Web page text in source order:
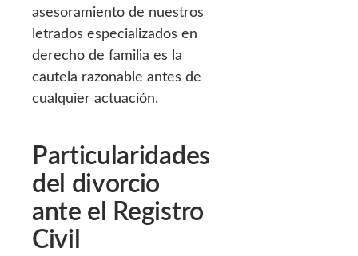
asesoramiento de nuestros
letrados especializados en
derecho de familia es la
cautela razonable antes de
cualquier actuación.
Particularidades
del divorcio
ante el Registro
Civil